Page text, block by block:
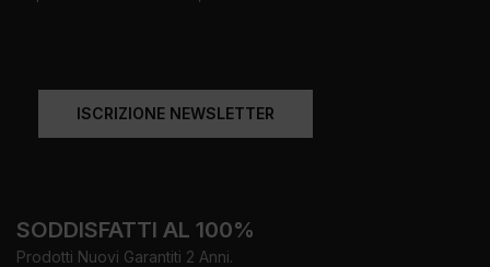
ISCRIZIONE NEWSLETTER
SODDISFATTI AL 100%
Prodotti Nuovi Garantiti 2 Anni.